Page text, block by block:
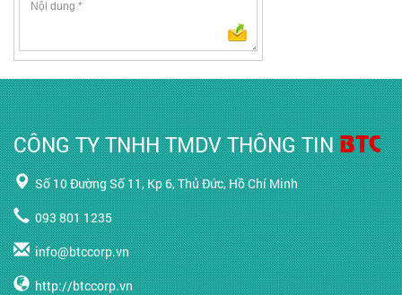
CÔNG TY TNHH TMDV THÔNG TINBTC
Số 10 Đường Số 11, Kp 6, Thủ Đức, Hồ Chí Minh
093 801 1235
info@btccorp.vn
http://btccorp.vn